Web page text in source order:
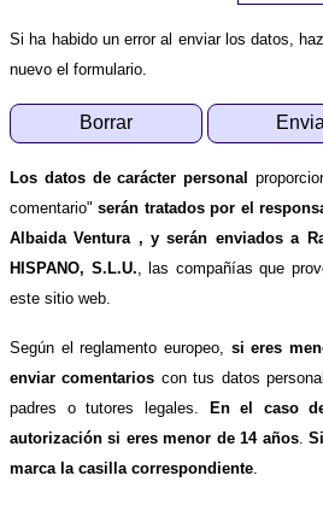
Si ha habido un error al enviar los datos,
nuevo el formulario.
Los datos de carácter personal
comentario"serán tratados por el
Albaida Ventura , y serán enviados a
HISPANO, S.L.U. , las compañías que
este sitio web.
Según el reglamento europeo, si eres
enviar comentarios con tus datos
padres o tutores legales.
En el caso
autorización si eres menor de 14 años.
marca la casilla correspondiente